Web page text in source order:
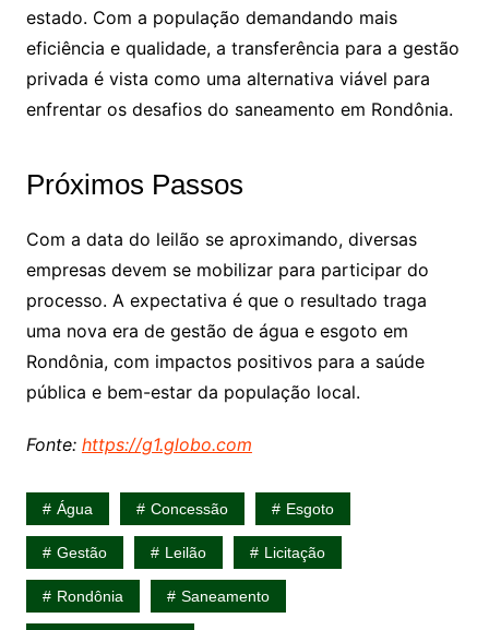
estado. Com a população demandando mais
eficiência e qualidade, a transferência para a gestão
privada é vista como uma alternativa viável para
enfrentar os desafios do saneamento em Rondônia.
Próximos Passos
Com a data do leilão se aproximando, diversas
empresas devem se mobilizar para participar do
processo. A expectativa é que o resultado traga
uma nova era de gestão de água e esgoto em
Rondônia, com impactos positivos para a saúde
pública e bem-estar da população local.
Fonte: https://g1.globo.com
Água Concessão Esgoto
Gestão Leilão Licitação
Rondônia Saneamento